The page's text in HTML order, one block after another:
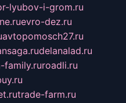
lyubov-i-grom.ru
evro-dez.ru
avtopomosch27.ru
delanalad.ru
family.ruroadli.ru
trade-farm.ru